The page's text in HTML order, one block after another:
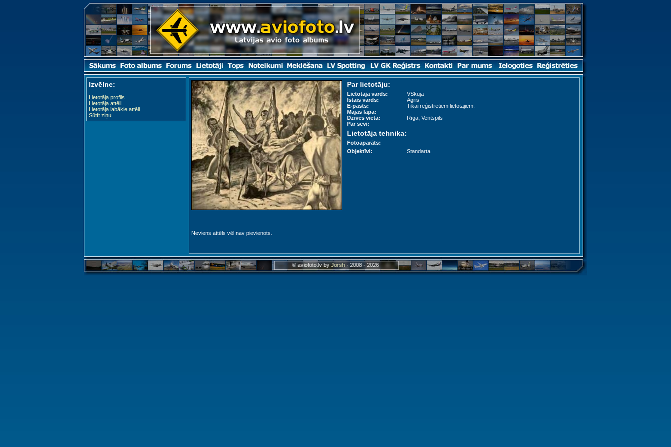
Izvēlne:
Lietotāja profils
Lietotāja attēli
Lietotāja labākie attēli
Sūtīt ziņu
Par lietotāju:
Lietotāja vārds:
VSkuja
Īstais vārds:
Agris
E-pasts:
Tikai reģistrētiem lietotājiem.
Mājas lapa:
Dzīves vieta:
Rīga, Ventspils
Par sevi:
Lietotāja tehnika:
Fotoaparāts:
Objektīvi:
Standarta
Neviens attēls vēl nav pievienots.
© aviofoto.lv byJorsh · 2008 - 2026